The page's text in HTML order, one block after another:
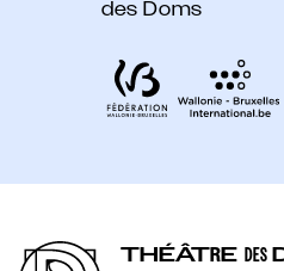
des Doms
THÉÂTRE DES